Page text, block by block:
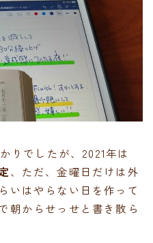
りでしたが、2021年は
、ただ、金曜日だけは外
いはやらない日を作って
朝からせっせと書き散ら